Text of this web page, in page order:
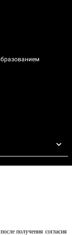
получения согласия